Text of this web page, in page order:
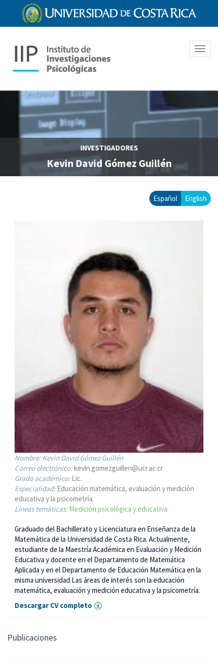
contenido
INVESTIGADORES
Kevin David Gómez Guillén
Español English
Nombre:Kevin David Gómez Guillén
Correo electrónico:kevin.gomezguillen@ucr.ac.cr
Grado académico:Lic.
Especialidad:Educación matemática, evaluación y medición
educativa y la psicometría.
Líneas temáticas:Medición psicológica y educativa
Graduado del Bachillerato y Licenciatura en Enseñanza de la
Matemática de la Universidad de Costa Rica. Actualmente,
estudiante de la Maestría Académica en Evaluación y Medición
Educativa y docente en el Departamento de Matemática
Aplicada y en el Departamento de Educación Matemática en la
misma universidad Las áreas de interés son la educación
matemática, evaluación y medición educativa y la psicometría.
Descargar CV completo
Publicaciones